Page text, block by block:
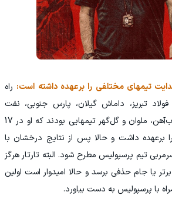
هدایت تیمهای مختلفی را برعهده داشته است: راه
تبریز، داماش گیلان، پارس جنوبی، نفت
مسجدسلیمان، پیکان، ذوب‌آهن، ملوان و گل‌گهر تیمهایی بودند که او در 17
برعهده داشت و حالا پس از نتایج درخشان با
تیم پرسپولیس مطرح شود. البته تارتار هرگز
یا جام حذفی برسد و حالا امیدوار است اولین
با پرسپولیس به دست بیاورد.